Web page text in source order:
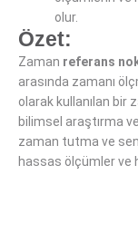
olur.
Özet:
Zaman referans
arasında zamanı
olarak kullanılan bir
bilimsel araştırma
zaman tutma ve
hassas ölçümler ve